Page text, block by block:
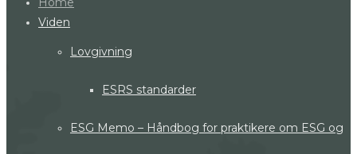
Viden
Lovgivning
ESRS standarder
ESG Memo – Håndbog for praktikere om ESG og